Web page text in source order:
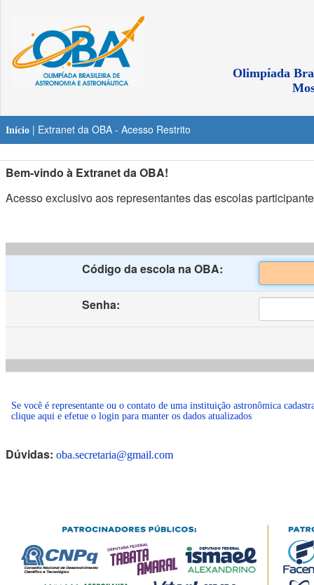
Olimpíada
Início | Extranet da OBA - Acesso Restrito
Bem-vindo à Extranet da OBA!
Acesso exclusivo aos representantes das escolas
Código da escola na OBA:
Senha:
Se você é representante ou o contato de uma instituição astronômica
clique aqui e efetue o login para manter os dados atualizados
Dúvidas: oba.secretaria@gmail.com